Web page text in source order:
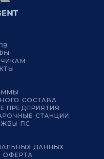
СОСТАВА
ПРЕДПРИЯТИЯ
СТАНЦИИ
ПС
ДАННЫХ
ОФЕРТА